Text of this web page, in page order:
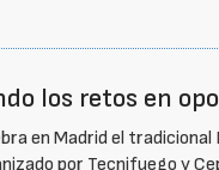
los retos en
en Madrid el tradicional
por Tecnifuego y